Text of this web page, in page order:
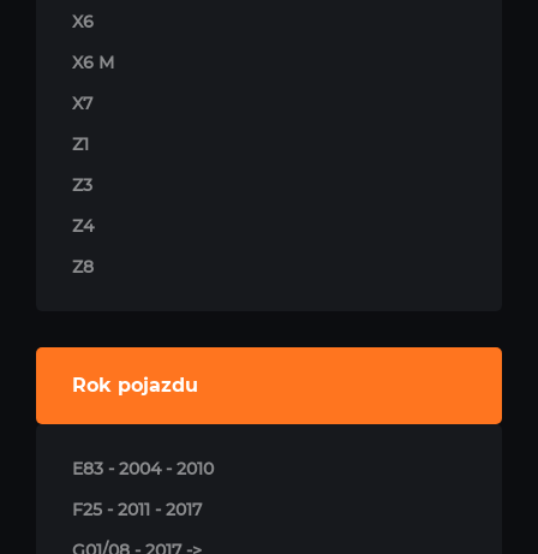
X6
X6 M
X7
Z1
Z3
Z4
Z8
Rok pojazdu
E83 - 2004 - 2010
F25 - 2011 - 2017